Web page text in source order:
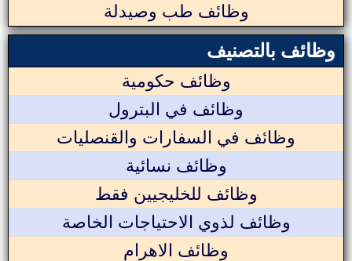
وظائف طب وصيدلة
وظائف بالتصنيف
وظائف حكومية
وظائف في البترول
وظائف في السفارات والقنصليات
وظائف نسائية
وظائف للخليجيين فقط
وظائف لذوي الاحتياجات الخاصة
وظائف الاهرام